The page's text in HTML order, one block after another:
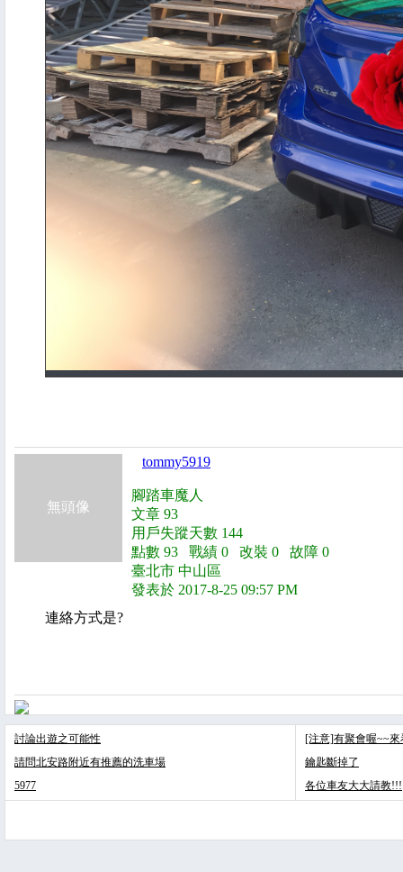
無頭像
tommy5919
腳踏車魔人
文章 93
用戶失蹤天數 144
點數 93 戰績 0 改裝 0 故障 0
臺北市 中山區
發表於 2017-8-25 09:57 PM
連絡方式是?
討論出遊之可能性
請問北安路附近有推薦的洗車場
5977
[注意]有聚會喔~~來
鑰匙斷掉了
各位車友大大請教!!!